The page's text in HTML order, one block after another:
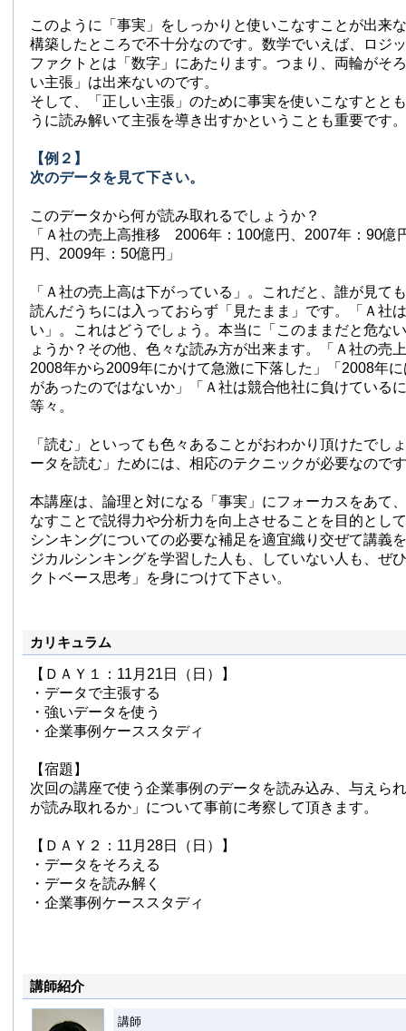
このように「事実」をしっかりと使いこなすことが出来
構築したところで不十分なのです。数学でいえば、ロジ
ファクトとは「数字」にあたります。つまり、両輪がそ
い主張」は出来ないのです。
そして、「正しい主張」のために事実を使いこなすとと
うに読み解いて主張を導き出すかということも重要です。
【例２】
次のデータを見て下さい。
このデータから何が読み取れるでしょうか？
「Ａ社の売上高推移 2006年：100億円、2007年：90億
円、2009年：50億円」
「Ａ社の売上高は下がっている」。これだと、誰が見て
読んだうちには入っておらず「見たまま」です。「Ａ社
い」。これはどうでしょう。本当に「このままだと危な
ょうか？その他、色々な読み方が出来ます。「Ａ社の売
2008年から2009年にかけて急激に下落した」「2008年
があったのではないか」「Ａ社は競合他社に負けている
等々。
「読む」といっても色々あることがおわかり頂けたでし
ータを読む」ためには、相応のテクニックが必要なので
本講座は、論理と対になる「事実」にフォーカスをあて
なすことで説得力や分析力を向上させることを目的とし
シンキングについての必要な補足を適宜織り交ぜて講義
ジカルシンキングを学習した人も、していない人も、ぜ
クトベース思考」を身につけて下さい。
カリキュラム
【ＤＡＹ１：11月21日（日）】
・データで主張する
・強いデータを使う
・企業事例ケーススタディ
【宿題】
次回の講座で使う企業事例のデータを読み込み、与えら
が読み取れるか」について事前に考察して頂きます。
【ＤＡＹ２：11月28日（日）】
・データをそろえる
・データを読み解く
・企業事例ケーススタディ
講師紹介
講師